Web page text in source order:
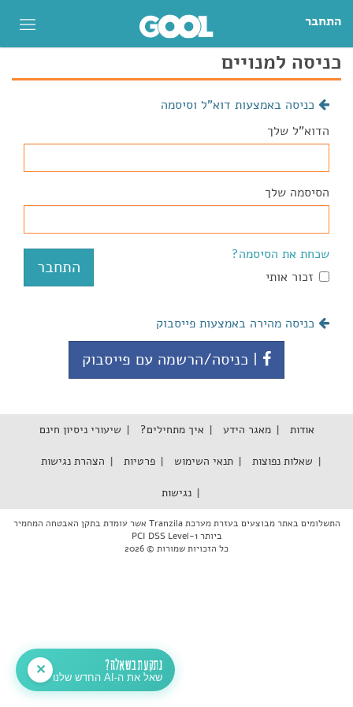
התחבר
כניסה למנויים
כניסה באמצעות דוא"ל וסיסמה
הדוא"ל שלך
הסיסמה שלך
שכחת את הסיסמה?
זכור אותי
כניסה מהירה באמצעות פייסבוק
| כניסה/הרשמה עם פייסבוק
אודות מאגר הידע איך מתחילים? שיעורי ניסיון חינם
שאלות נפוצות תנאי השימוש פרטיות הצהרת נגישות
נגישות
התשלומים באתר מבוצעים בעזרת מערכת Tranzila אשר עומדת בתקן האבטחה המחמיר
ביותר PCI DSS Level-1
כל הזכויות שמורות © 2026
נתקעת בשאלה?
שאל את ה-AI החדש שלנו
✕